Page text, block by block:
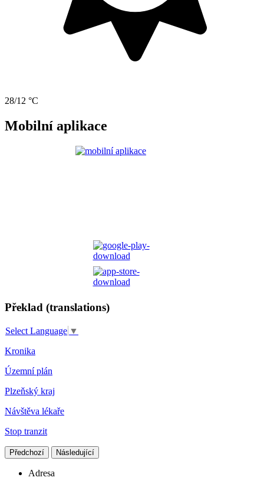
28/12 °C
Mobilní aplikace
Překlad (translations)
Select Language ▼
Kronika
Územní plán
Plzeňský kraj
Návštěva lékaře
Stop tranzit
Předchozí Následující
Adresa